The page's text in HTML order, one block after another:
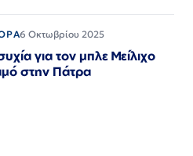
6 Οκτωβρίου 2025
για τον μπλε Μείλιχο
στην Πάτρα